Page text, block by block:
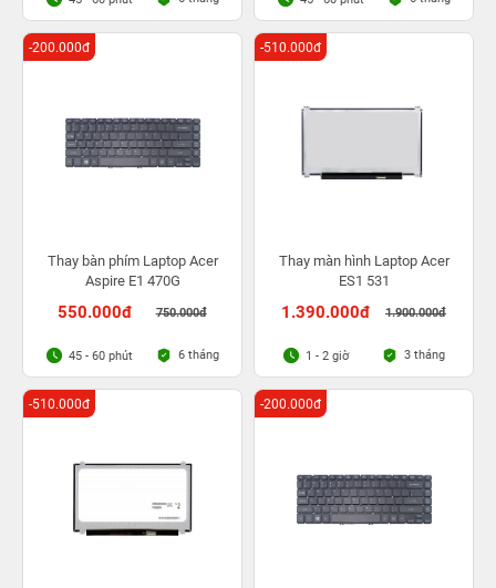
Thay bàn phím Laptop Acer
Aspire E1 470G
550.000đ 750.000đ
-200.000đ
45 - 60 phút 6 tháng
Thay màn hình Laptop Acer
ES1 531
1.390.000đ 1.900.000đ
-510.000đ
1 - 2 giờ 3 tháng
-510.000đ -200.000đ